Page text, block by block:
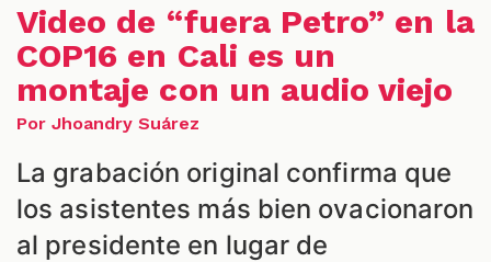
Video de “fuera Petro” en la
COP16 en Cali es un
montaje con un audio viejo
Por Jhoandry Suárez
La grabación original confirma que
los asistentes más bien ovacionaron
al presidente en lugar de